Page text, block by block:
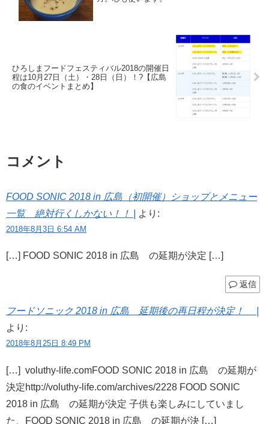
ひろしまフードフェスティバル2018の開催日
程は10月27日（土）・28日（日）！?【広島
の食のイベントまとめ】
コメント
FOOD SONIC 2018 in 広島（初開催）ショップとメニュー
一覧 絶対行くしかない！！ |
より:
2018年8月3日 6:54 AM
[…] FOOD SONIC 2018 in 広島 の延期が決定 […]
返信
フードソニック 2018 in 広島 延期後の再日程が決定！ |
より:
2018年8月25日 8:49 PM
[…] voluthy-life.comFOOD SONIC 2018 in 広島 の延期が
決定http://voluthy-life.com/archives/2228 FOOD SONIC
2018 in 広島 の延期が決定 子供も楽しみにしていまし
た、FOOD SONIC 2018 in 広島 の延期が決 […]